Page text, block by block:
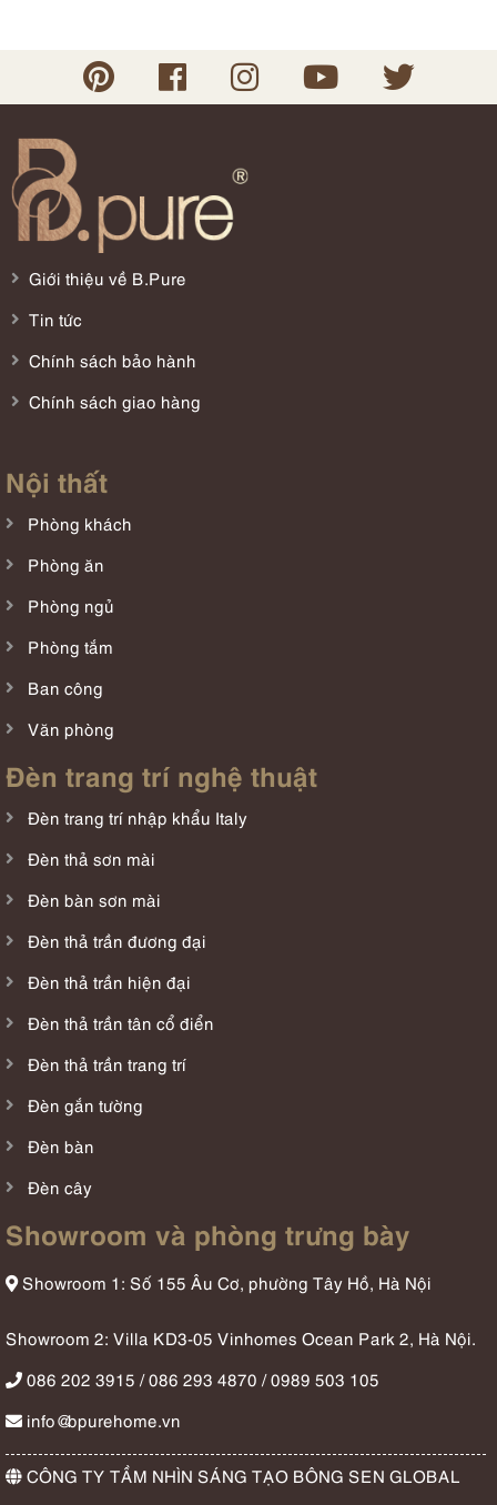
Giới thiệu về B.Pure
Tin tức
Chính sách bảo hành
Chính sách giao hàng
Nội thất
Phòng khách
Phòng ăn
Phòng ngủ
Phòng tắm
Ban công
Văn phòng
Đèn trang trí nghệ thuật
Đèn trang trí nhập khẩu Italy
Đèn thả sơn mài
Đèn bàn sơn mài
Đèn thả trần đương đại
Đèn thả trần hiện đại
Đèn thả trần tân cổ điển
Đèn thả trần trang trí
Đèn gắn tường
Đèn bàn
Đèn cây
Showroom và phòng trưng bày
Showroom 1: Số 155 Âu Cơ, phường Tây Hồ, Hà Nội
Showroom 2: Villa KD3-05 Vinhomes Ocean Park 2, Hà Nội.
086 202 3915 / 086 293 4870 / 0989 503 105
info@bpurehome.vn
CÔNG TY TẦM NHÌN SÁNG TẠO BÔNG SEN GLOBAL